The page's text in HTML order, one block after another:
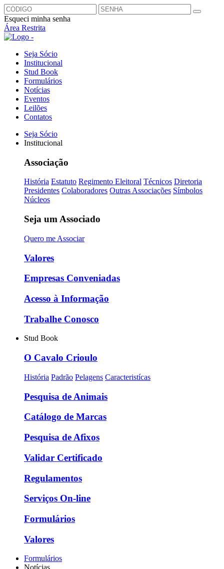
Esqueci minha senha
Área Restrita
Seja Sócio
Institucional
Stud Book
Formulários
Notícias
Eventos
Leilões
Contatos
Seja Sócio
Institucional
Associação
História Estatuto Regimento Eleitoral Técnicos Diretoria
Presidentes Colaboradores Outras Associações Símbolos
Núcleos
Seja um Associado
Quero me Associar
Valores
Empresas Conveniadas
Acesso à Informação
Trabalhe Conosco
Stud Book
O Cavalo Crioulo
História Padrão Pelagens Caracteristícas
Pesquisa de Animais
Catálogo de Marcas
Pesquisa de Afixos
Validar Certificado
Regulamentos
Serviços On-line
Formulários
Valores
Formulários